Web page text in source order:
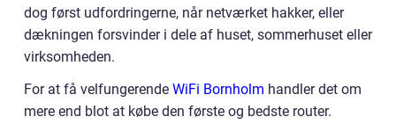
dog først udfordringerne, når netværket hakker, eller
dækningen forsvinder i dele af huset, sommerhuset eller
virksomheden.
For at få velfungerende WiFi Bornholm handler det om
mere end blot at købe den første og bedste router.